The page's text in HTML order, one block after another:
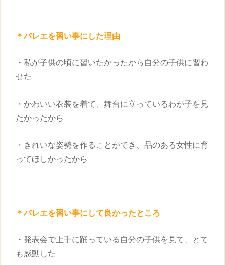
＊バレエを習い事にした理由
・私が子供の頃に習いたかったから自分の子供に習わ
せた
・かわいい衣装を着て、舞台に立っているわが子を見
たかったから
・きれいな姿勢を作ることができ、品のある女性に育
ってほしかったから
＊バレエを習い事にして良かったところ
・発表会で上手に踊っている自分の子供を見て、とて
も感動した